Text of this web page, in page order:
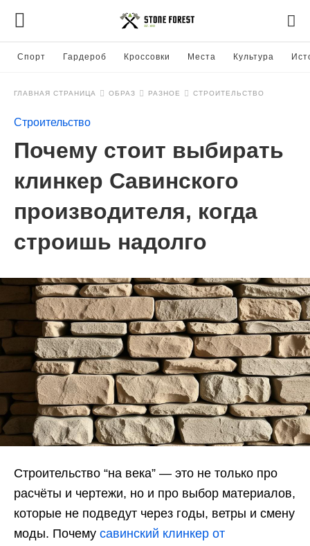
Спорт Гардероб Кроссовки Места Культура
ГЛАВНАЯ СТРАНИЦА ОБРАЗ РАЗНОЕ СТРОИТЕЛЬСТВО
Строительство
Почему стоит выбирать
клинкер Савинского
производителя, когда
строишь надолго
Строительство “на века” — это не только про
расчёты и чертежи, но и про выбор материалов,
которые не подведут через годы, ветры и смену
моды. Почему савинский клинкер от